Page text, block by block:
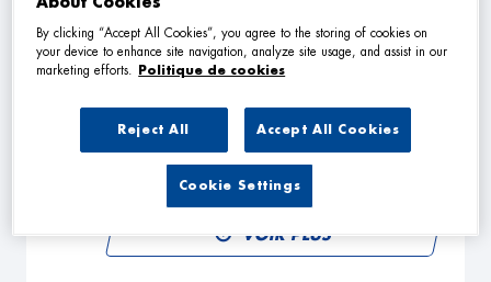
4 GARAGE FONTAINE
Ouvert 07:30 - 12:00 et 14:00 -
18:00
TÉLÉPHONE
VOIR PLUS
By clicking “Accept All Cookies”, you agree to the storing of cookies on
your device to enhance site navigation, analyze site usage, and assist in our
marketing efforts. Politique de cookies
Reject All Accept All Cookies
Cookie Settings